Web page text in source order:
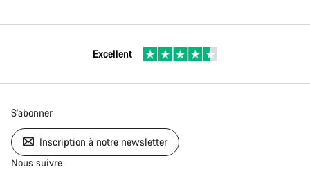
Excellent
S'abonner
Inscription à notre newsletter
Nous suivre